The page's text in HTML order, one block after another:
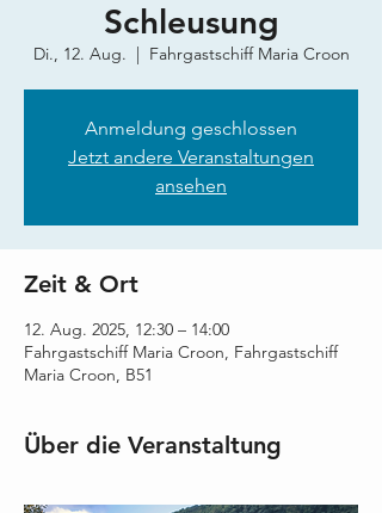
Schleusung
Di., 12. Aug.
  |
Fahrgastschiff Maria Croon
Anmeldung geschlossen
Jetzt andere Veranstaltungen
ansehen
Zeit & Ort
12. Aug. 2025, 12:30 – 14:00
Fahrgastschiff Maria Croon, Fahrgastschiff
Maria Croon, B51
Über die Veranstaltung